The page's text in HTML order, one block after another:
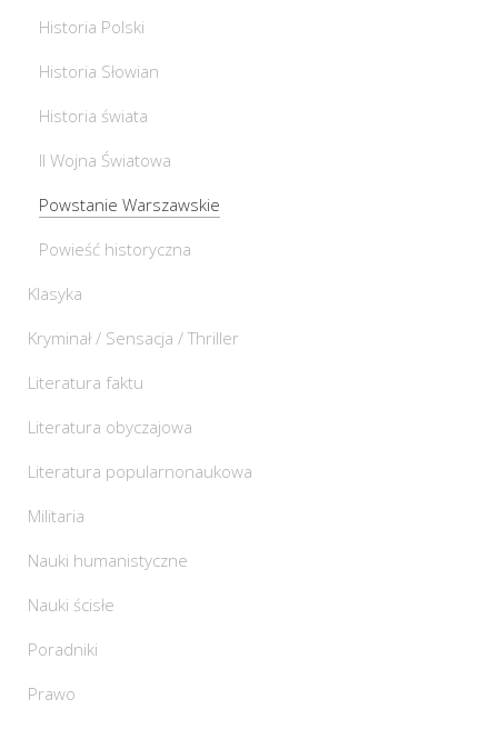
Historia Polski
Historia Słowian
Historia świata
II Wojna Światowa
Powstanie Warszawskie
Powieść historyczna
Klasyka
Kryminał / Sensacja / Thriller
Literatura faktu
Literatura obyczajowa
Literatura popularnonaukowa
Militaria
Nauki humanistyczne
Nauki ścisłe
Poradniki
Prawo